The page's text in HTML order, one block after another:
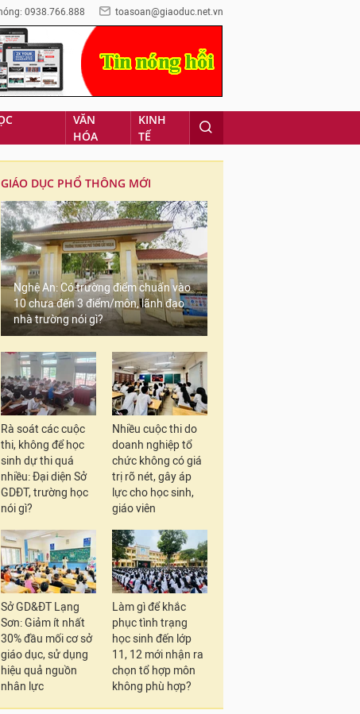
0938.766.888 toasoan@giaoduc.net.vn
VĂN
HÓA
KINH
TẾ
GIÁO DỤC PHỔ THÔNG MỚI
Nghệ An: Có trường điểm chuẩn vào
10 chưa đến 3 điểm/môn, lãnh đạo
nhà trường nói gì?
Rà soát các cuộc
thi, không để học
sinh dự thi quá
nhiều: Đại diện Sở
GDĐT, trường học
nói gì?
Nhiều cuộc thi do
doanh nghiệp tổ
chức không có giá
trị rõ nét, gây áp
lực cho học sinh,
giáo viên
Sở GD&ĐT Lạng
Sơn: Giảm ít nhất
30% đầu mối cơ sở
giáo dục, sử dụng
hiệu quả nguồn
nhân lực
Làm gì để khắc
phục tình trạng
học sinh đến lớp
11, 12 mới nhận ra
chọn tổ hợp môn
không phù hợp?